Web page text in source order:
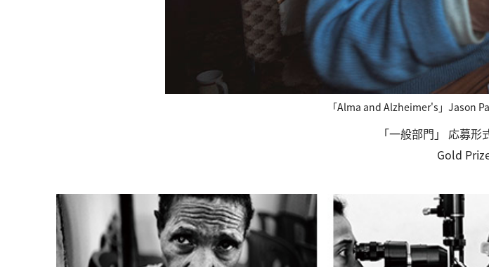
「Alma and Alzheimer's」Jason
「一般部門」 応募形
Gold